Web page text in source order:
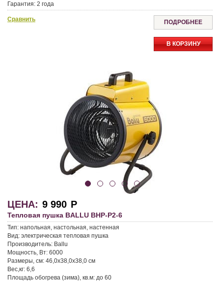
Гарантия: 2 года
Сравнить ПОДРОБНЕЕ
В КОРЗИНУ
ЦЕНА: 9 990 Р
Тепловая пушка BALLU BHP-P2-6
Тип: напольная, настольная, настенная
Вид: электрическая тепловая пушка
Производитель: Ballu
Мощность, Вт: 6000
Размеры, см: 46,0x38,0x38,0 см
Вес,кг: 6,6
Площадь обогрева (зима), кв.м: до 60